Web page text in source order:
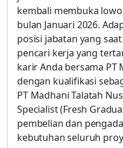
kembali membuka
bulan Januari 2026.
posisi jabatan yang
pencari kerja yang
karir Anda bersama PT
dengan kualifikasi
PT Madhani Talatah
Specialist (Fresh
pembelian dan
kebutuhan seluruh